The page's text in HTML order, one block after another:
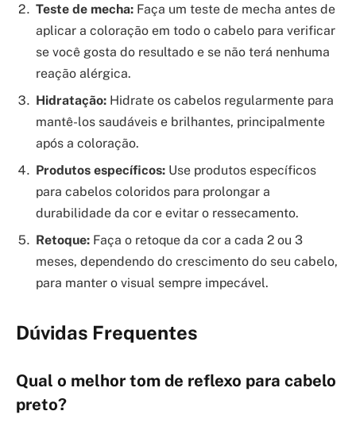
Teste de mecha: Faça um teste de mecha antes de
aplicar a coloração em todo o cabelo para verificar
se você gosta do resultado e se não terá nenhuma
reação alérgica.
Hidratação: Hidrate os cabelos regularmente para
mantê-los saudáveis e brilhantes, principalmente
após a coloração.
Produtos específicos: Use produtos específicos
para cabelos coloridos para prolongar a
durabilidade da cor e evitar o ressecamento.
Retoque: Faça o retoque da cor a cada 2 ou 3
meses, dependendo do crescimento do seu cabelo,
para manter o visual sempre impecável.
Dúvidas Frequentes
Qual o melhor tom de reflexo para cabelo
preto?